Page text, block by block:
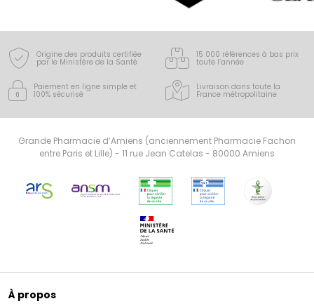
Origine des produits certifiée
par le Ministère de la Santé
15 000 références à bas prix
toute l’année
Paiement en ligne simple et
100% sécurisé
Livraison dans toute la
France métropolitaine
Grande Pharmacie d’Amiens (anciennement Pharmacie Fachon
entre Paris et Lille) - 11 rue Jean Catelas - 80000 Amiens
À propos